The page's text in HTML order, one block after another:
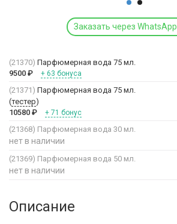
Заказать через WhatsApp
(21370) Парфюмерная вода 75 мл.
9500 ₽ + 63 бонуса
(21371) Парфюмерная вода 75 мл.
(тестер)
10580 ₽ + 71 бонус
(21368) Парфюмерная вода 30 мл.
нет в наличии
(21369) Парфюмерная вода 50 мл.
нет в наличии
Описание